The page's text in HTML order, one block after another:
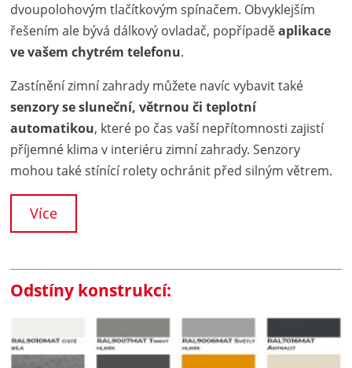
dvoupolohovým tlačítkovým spínačem. Obvyklejším
řešením ale bývá dálkový ovladač, popřípaděaplikace
ve vašem chytrém telefonu.
Zastínění zimní zahrady můžete navíc vybavit také
senzory se sluneční, větrnou či teplotní
automatikou, které po čas vaší nepřítomnosti zajistí
příjemné klima v interiéru zimní zahrady. Senzory
mohou také stínící rolety ochránit před silným větrem.
Více
Odstíny konstrukcí: